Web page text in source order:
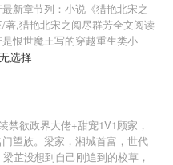
新章节列：小说《猎艳北宋之
著,猎艳北宋之阅尽群芳全文阅读
恨世魔王写的穿越重生类小
子穿越到腐朽而奢靡的北宋末
的猎艳之旅。 “二哥，冷静，一
潘美人的事情，你一定要听我
师，你一定要等着我，可千万
、、、” （看多了校园、都市美
也是极品喔！）
选择
禁欲政界大佬+甜宠1V1顾家，
望族。梁家，湘城首富，世代
芷没想到自己刚追到的校草，